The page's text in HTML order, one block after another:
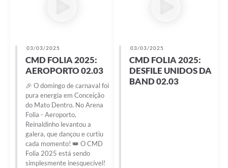
03/03/2025
CMD FOLIA 2025:
AEROPORTO 02.03
🎉 O domingo de carnaval foi
pura energia em Conceição
do Mato Dentro. No Arena
Folia - Aeroporto,
Reinaldinho levantou a
galera, que dançou e curtiu
cada momento! 👑 O CMD
Folia 2025 está sendo
simplesmente inesquecível!
03/03/2025
CMD FOLIA 2025:
DESFILE UNIDOS DA
BAND 02.03